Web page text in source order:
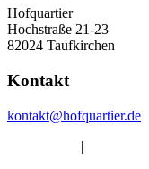
Hofquartier
Hochstraße 21-23
82024 Taufkirchen
Kontakt
kontakt@hofquartier.de
|